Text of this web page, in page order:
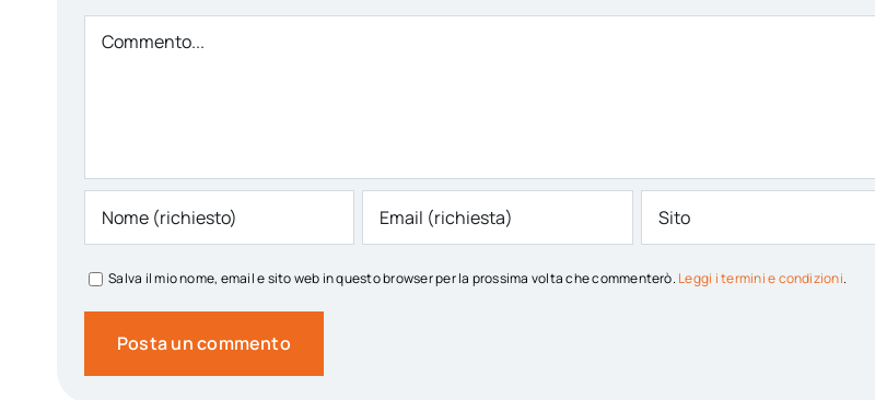
Comment
Salva il mio nome, email e sito web in questo browser per la prossima volta che commenterò. Leggi i termini e condizioni.